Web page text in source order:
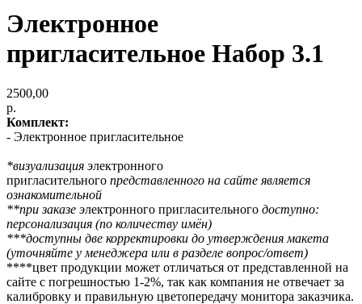
Электронное
пригласительное Набор 3.1
2500,00
р.
Комплект:
- Электронное пригласительное
*визуализация электронного
пригласительного представленного на сайте является
ознакомительной
**при заказе электронного пригласительного доступно:
персонализация (по количеству имён)
***доступны две корректировки до утверждения макета
(уточняйте у менеджера или в разделе вопрос/ответ)
****цвет продукции может отличаться от представленной на
сайте с погрешностью 1-2%, так как компания не отвечает за
калибровку и правильную цветопередачу монитора заказчика.